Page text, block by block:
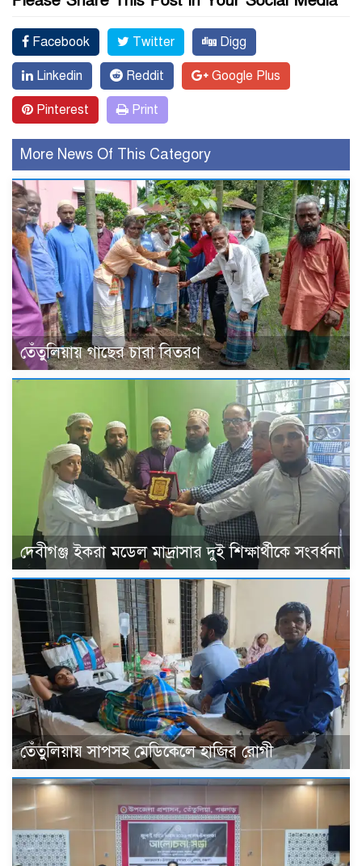
Facebook Twitter Digg
Linkedin Reddit Google Plus
Pinterest Print
More News Of This Category
তেঁতুলিয়ায় গাছের চারা বিতরণ
দেবীগঞ্জ ইকরা মডেল মাদ্রাসার দুই শিক্ষার্থীকে সংবর্ধনা
তেঁতুলিয়ায় সাপসহ মেডিকেলে হাজির রোগী